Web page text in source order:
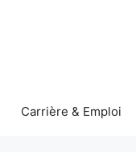
Carrière & Emploi